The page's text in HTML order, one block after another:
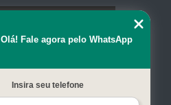
Contato
Olá! Fale agora pelo WhatsApp
Insira seu telefone